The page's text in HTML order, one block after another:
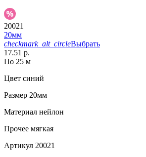
20021
20мм
checkmark_alt_circleВыбрать
17.51 р.
По 25 м
Цвет синий
Размер 20мм
Материал нейлон
Прочее мягкая
Артикул 20021